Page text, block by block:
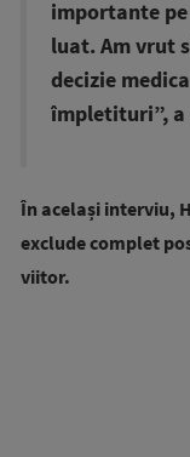
importante
luat. Am vrut
decizie
împletituri”, a
În același interviu,
exclude complet
viitor.